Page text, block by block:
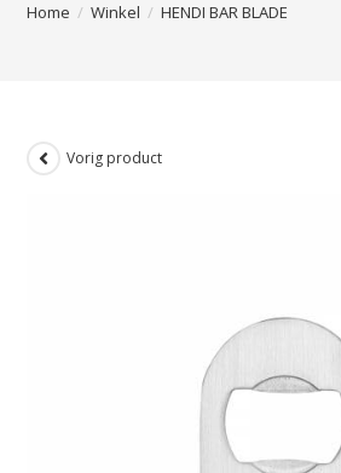
Home / Winkel / HENDI BAR BLADE
Vorig product